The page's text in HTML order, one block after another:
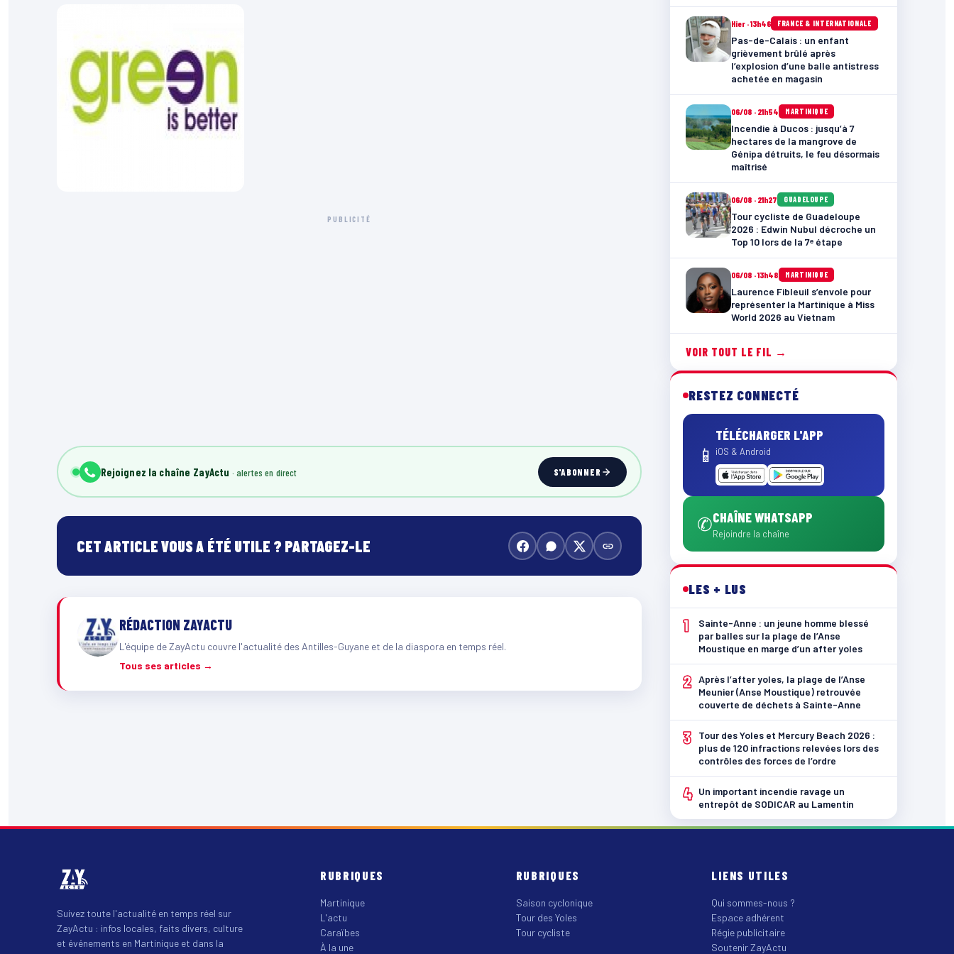
PUBLICITÉ
Rejoignez la chaîne ZayActu S'ABONNER
CET ARTICLE VOUS A ÉTÉ UTILE ? PARTAGEZ-LE
RÉDACTION ZAYACTU
L'équipe de ZayActu couvre l'actualité des Antilles-Guyane et de la diaspora en temps réel.
Tous ses articles →
Hier · 13h46 FRANCE & INTERNATIONALE
Pas-de-Calais : un enfant
grièvement brûlé après
l’explosion d’une balle antistress
achetée en magasin
06/08 · 21h54 MARTINIQUE
Incendie à Ducos : jusqu’à 7
hectares de la mangrove de
Génipa détruits, le feu désormais
maîtrisé
06/08 · 21h27 GUADELOUPE
Tour cycliste de Guadeloupe
2026 : Edwin Nubul décroche un
Top 10 lors de la 7ᵉ étape
06/08 · 13h48 MARTINIQUE
Laurence Fibleuil s’envole pour
représenter la Martinique à Miss
World 2026 au Vietnam
VOIR TOUT LE FIL →
RESTEZ CONNECTÉ
📱
TÉLÉCHARGER L'APP
iOS & Android
✆CHAÎNE WHATSAPP
Rejoindre la chaîne
LES + LUS
1
Sainte-Anne : un jeune homme blessé
par balles sur la plage de l’Anse
Moustique en marge d’un after yoles
2 Après l’after yoles, la plage de l’Anse
Meunier (Anse Moustique) retrouvée
couverte de déchets à Sainte-Anne
3
Tour des Yoles et Mercury Beach 2026 :
plus de 120 infractions relevées lors des
contrôles des forces de l’ordre
4 Un important incendie ravage un
entrepôt de SODICAR au Lamentin
Suivez toute l'actualité en temps réel sur
ZayActu : infos locales, faits divers, culture
et événements en Martinique et dans la
RUBRIQUES
Martinique
L'actu
Caraïbes
À la une
RUBRIQUES
Saison cyclonique
Tour des Yoles
Tour cycliste
LIENS UTILES
Qui sommes-nous ?
Espace adhérent
Régie publicitaire
Soutenir ZayActu